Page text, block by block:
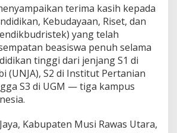
terima kasih kepada
Kebudayaan, Riset, dan
yang telah
beasiswa penuh selama
tinggi dari jenjang S1 di
(UNJA), S2 di Institut Pertanian
S3 di UGM — tiga kampus
Kabupaten Musi Rawas Utara,